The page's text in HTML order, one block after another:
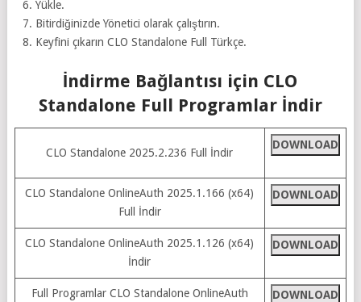
Yükle.
Bitirdiğinizde Yönetici olarak çalıştırın.
Keyfini çıkarın CLO Standalone Full Türkçe.
İndirme Bağlantısı için CLO
Standalone Full Programlar İndir
CLO Standalone 2025.2.236 Full İndir
DOWNLOAD
CLO Standalone OnlineAuth 2025.1.166 (x64)
Full İndir
DOWNLOAD
CLO Standalone OnlineAuth 2025.1.126 (x64)
İndir
DOWNLOAD
Full Programlar CLO Standalone OnlineAuth
DOWNLOAD